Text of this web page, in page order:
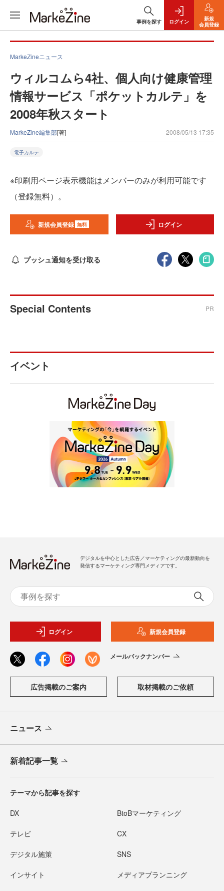
事例を探す ログイン
新規
会員登録
MarkeZineニュース
ウィルコムら4社、個人向け健康管理
情報サービス「ポケットカルテ」を
2008年秋スタート
MarkeZine編集部[著] 2008/05/13 17:35
電子カルテ
※印刷用ページ表示機能はメンバーのみが利用可能です
（登録無料）。
新規会員登録 無料 ログイン
プッシュ通知を受け取る
Special Contents PR
イベント
デジタルを中心とした広告／マーケティングの最新動向を
発信するマーケティング専門メディアです。
ログイン 新規会員登録
メールバックナンバー
広告掲載のご案内 取材掲載のご依頼
ニュース
新着記事一覧
テーマから記事を探す
DX BtoBマーケティング
テレビ CX
デジタル施策 SNS
インサイト メディアプランニング